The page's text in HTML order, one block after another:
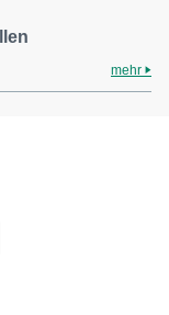
mehr